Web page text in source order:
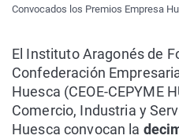
Convocados los Premios Empresa
El Instituto Aragonés de
Confederación
Huesca (CEOE-CEPYME
Comercio, Industria y
Huesca convocan la